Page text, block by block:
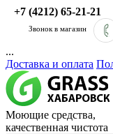
+7 (4212) 65-21-21
Звонок в магазин
...
Доставка и оплата
Моющие средства,
качественная чистота